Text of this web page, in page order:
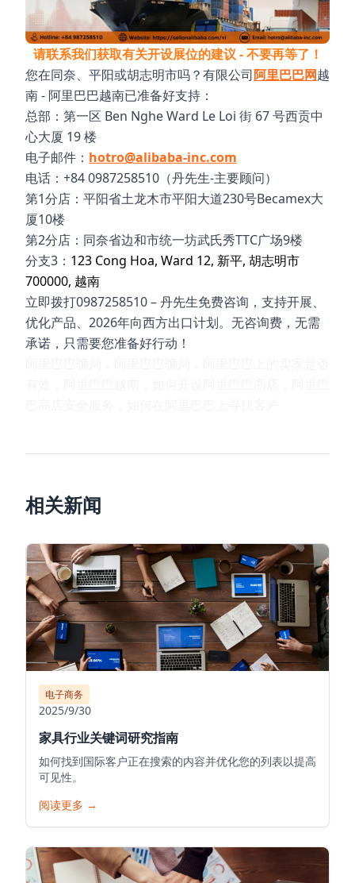
请联系我们获取有关开设展位的建议 - 不要再等了！
您在同奈、平阳或胡志明市吗？有限公司阿里巴巴网越
南 - 阿里巴巴越南已准备好支持：
总部：第一区 Ben Nghe Ward Le Loi 街 67 号西贡中
心大厦 19 楼
电子邮件： hotro@alibaba-inc.com
电话：+84 0987258510（丹先生-主要顾问）
第1分店：平阳省土龙木市平阳大道230号Becamex大
厦10楼
第2分店：同奈省边和市统一坊武氏秀TTC广场9楼
分支3： 123 Cong Hoa, Ward 12, 新平, 胡志明市
700000, 越南
立即拨打0987258510 – 丹先生免费咨询，支持开展、
优化产品、2026年向西方出口计划。无咨询费，无需
承诺，只需要您准备好行动！
相关新闻
电子商务
2025/9/30
家具行业关键词研究指南
如何找到国际客户正在搜索的内容并优化您的列表以提高
可见性。
阅读更多 →